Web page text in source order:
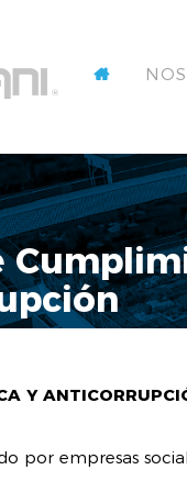
Y
por empresas